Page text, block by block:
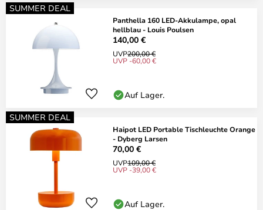
SUMMER DEAL
Panthella 160 LED-Akkulampe, opal
hellblau - Louis Poulsen
140,00 €
UVP200,00 €
UVP -60,00 €
Auf Lager.
SUMMER DEAL
Haipot LED Portable Tischleuchte Orange
- Dyberg Larsen
70,00 €
UVP109,00 €
UVP -39,00 €
Auf Lager.